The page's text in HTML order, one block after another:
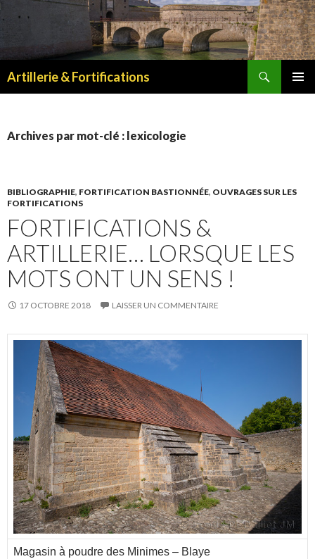
Artillerie & Fortifications
Archives par mot-clé : lexicologie
BIBLIOGRAPHIE, FORTIFICATION BASTIONNÉE, OUVRAGES SUR LES
FORTIFICATIONS
FORTIFICATIONS &
ARTILLERIE… LORSQUE LES
MOTS ONT UN SENS !
17 OCTOBRE 2018 LAISSER UN COMMENTAIRE
Magasin à poudre des Minimes – Blaye